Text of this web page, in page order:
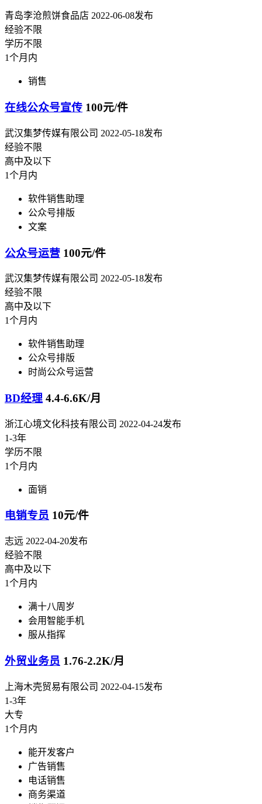
青岛李沧煎饼食品店 2022-06-08发布
经验不限
学历不限
1个月内
销售
在线公众号宣传 100元/件
武汉集梦传媒有限公司 2022-05-18发布
经验不限
高中及以下
1个月内
软件销售助理
公众号排版
文案
公众号运营 100元/件
武汉集梦传媒有限公司 2022-05-18发布
经验不限
高中及以下
1个月内
软件销售助理
公众号排版
时尚公众号运营
BD经理 4.4-6.6K/月
浙江心境文化科技有限公司 2022-04-24发布
1-3年
学历不限
1个月内
面销
电销专员 10元/件
志远 2022-04-20发布
经验不限
高中及以下
1个月内
满十八周岁
会用智能手机
服从指挥
外贸业务员 1.76-2.2K/月
上海木壳贸易有限公司 2022-04-15发布
1-3年
大专
1个月内
能开发客户
广告销售
电话销售
商务渠道